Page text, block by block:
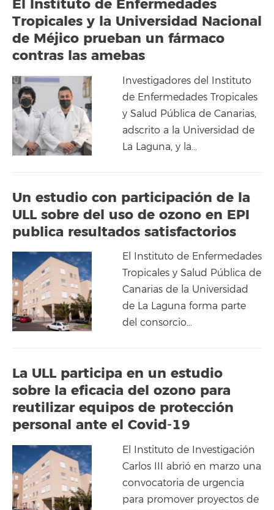
El Instituto de Enfermedades
Tropicales y la Universidad Nacional
de Méjico prueban un fármaco
contras las amebas
Investigadores del Instituto
de Enfermedades Tropicales
y Salud Pública de Canarias,
adscrito a la Universidad de
La Laguna, y la…
Un estudio con participación de la
ULL sobre del uso de ozono en EPI
publica resultados satisfactorios
El Instituto de Enfermedades
Tropicales y Salud Pública de
Canarias de la Universidad
de La Laguna forma parte
del consorcio…
La ULL participa en un estudio
sobre la eficacia del ozono para
reutilizar equipos de protección
personal ante el Covid-19
El Instituto de Investigación
Carlos III abrió en marzo una
convocatoria de urgencia
para promover proyectos de